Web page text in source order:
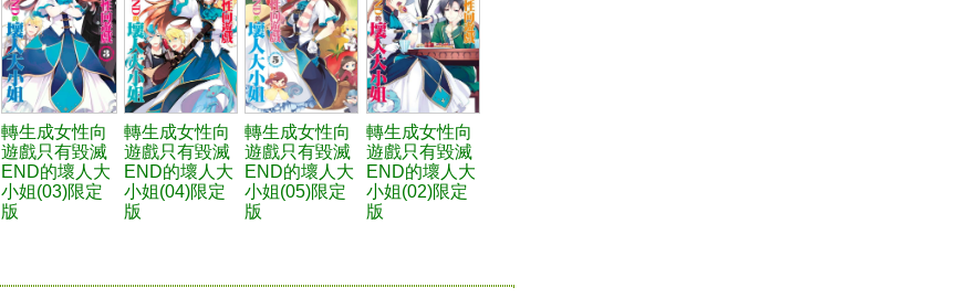
轉生成女性向
遊戲只有毀滅
END的壞人大
小姐(03)限定
版
轉生成女性向
遊戲只有毀滅
END的壞人大
小姐(04)限定
版
轉生成女性向
遊戲只有毀滅
END的壞人大
小姐(05)限定
版
轉生成女性向
遊戲只有毀滅
END的壞人大
小姐(02)限定
版